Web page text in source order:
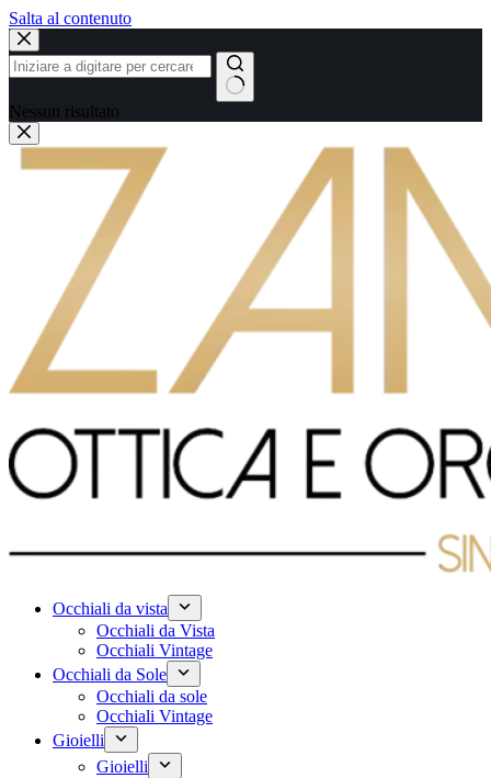
Salta al contenuto
Nessun risultato
Occhiali da vista
Occhiali da Vista
Occhiali Vintage
Occhiali da Sole
Occhiali da sole
Occhiali Vintage
Gioielli
Gioielli